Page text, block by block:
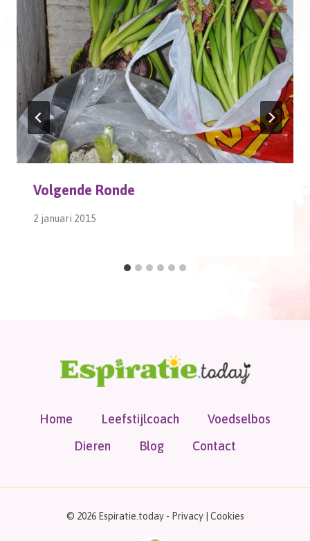
Volgende Ronde
2 januari 2015
Home Leefstijlcoach
Voedselbos
Dieren
Blog Contact
© 2026 Espiratie.today - Privacy| Cookies